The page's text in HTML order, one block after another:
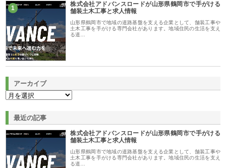
1
株式会社アドバンスロードが山形県鶴岡市で手がける
舗装土木工事と求人情報
山形県鶴岡市で地域の道路基盤を支える企業として、舗装工事や
土木工事を手がける専門会社があります。地域住民の生活を支え
る道…
アーカイブ
最近の記事
株式会社アドバンスロードが山形県鶴岡市で手がける
舗装土木工事と求人情報
山形県鶴岡市で地域の道路基盤を支える企業として、舗装工事や
土木工事を手がける専門会社があります。地域住民の生活を支え
る道…